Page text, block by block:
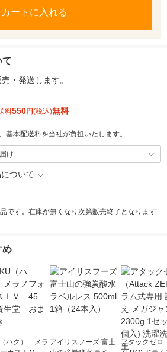
カートに入れる
て
・発送します。
料550円(税込)無料
基本配送料を当社が負担いたします。
け
ついて
です。在庫が無くなり次第販売終了となります
め
ハク） メラ アイリスフーズ 富士
アタックゼロ